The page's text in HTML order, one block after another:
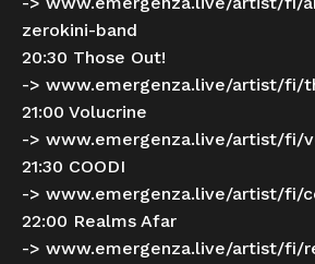
zerokini-band
20:30 Those Out!
-> www.emergenza.live/artist/fi/
21:00 Volucrine
-> www.emergenza.live/artist/fi/
21:30 COODI
-> www.emergenza.live/artist/fi/
22:00 Realms Afar
-> www.emergenza.live/artist/fi/